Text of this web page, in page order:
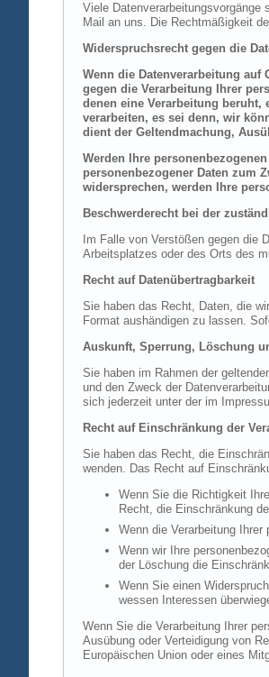
Viele
Mail an uns. Die Rechtmäßigkeit
Widerspruchsrecht gegen die
Wenn die Datenverarbeitung
gegen die Verarbeitung Ihrer
denen eine Verarbeitung beruht,
verarbeiten, es sei denn, wir
dient der Geltendmachung,
Werden Ihre
personenbezogener Daten zum
widersprechen, werden Ihre
Beschwerderecht bei der
Im Falle von Verstößen gegen die
Arbeitsplatzes oder des Orts des
Recht auf Datenübertragbarkeit
Sie haben das Recht, Daten, die
Format aushändigen zu lassen.
Auskunft, Sperrung, Löschung
Sie haben im Rahmen der
und den Zweck der
sich jederzeit unter der im
Recht auf Einschränkung der
Sie haben das Recht, die
wenden. Das Recht auf
Wenn Sie die Richtigkeit
Recht, die Einschränkung
Wenn die Verarbeitung
Wenn wir Ihre
der Löschung die
Wenn Sie einen
wessen Interessen
Wenn Sie die Verarbeitung Ihrer
Ausübung oder Verteidigung von
Europäischen Union oder eines